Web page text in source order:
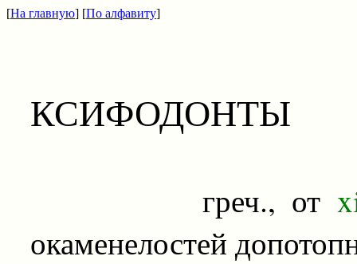
[На главную] [По алфавиту]
КСИФОДОНТЫ
греч., от
окаменелостей